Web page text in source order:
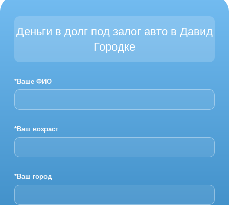
Деньги в долг под залог авто в Давид
Городке
*Ваше ФИО
*Ваш возраст
*Ваш город